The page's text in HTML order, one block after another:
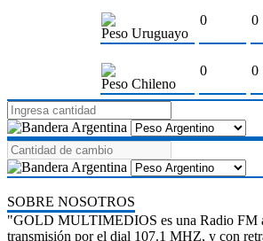
Peso Uruguayo
0 0
Peso Chileno
0 0
SOBRE NOSOTROS
"GOLD MULTIMEDIOS es una Radio FM
transmisión por el dial 107.1 MHZ, y con